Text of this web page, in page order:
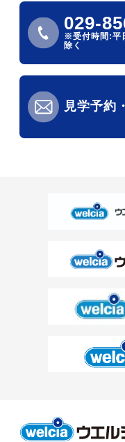
029-
※受付時間:
除く
見学予約